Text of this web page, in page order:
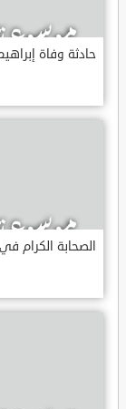
حادثة وفاة
الصحابة الكرام